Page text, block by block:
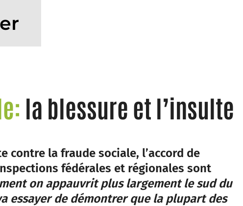
la blessure et l’insulte
contre la fraude sociale, l’accord de
fédérales et régionales sont
on appauvrit plus largement le sud du
essayer de démontrer que la plupart des